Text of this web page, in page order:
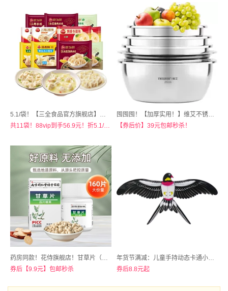
5.1/袋！【三全食品官方旗舰店】三全水饺蒸饺馄饨任选10件+赠1袋
共11袋！88vip到手56.9元！折5.1/袋！
囤囤囤！【加厚实用！】维艾不锈钢盆5件套
【券后价】39元包邮秒杀！
药房同款！花侍旗舰店！甘草片（拍一发二）共320片
券后【9.9元】包邮秒杀
年货节满减：儿童手持动态卡通小风筝
券后8.8元起